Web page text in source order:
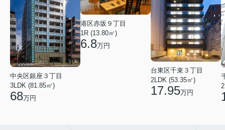
中央区銀座３丁目
3LDK (81.85㎡)
68万円
港区赤坂９丁目
1R (13.80㎡)
6.8万円
台東区千束３丁目
2LDK (53.35㎡)
17.95万円